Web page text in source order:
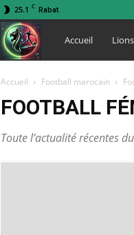
25.1 C Rabat
Lions
de
Atlas
Accueil
Accueil Football marocain
FOOTBALL
Toute l’actualité récentes